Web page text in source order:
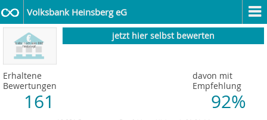
Volksbank Heinsberg eG
jetzt hier selbst bewerten
Erhaltene
Bewertungen
161
davon mit
Empfehlung
92%